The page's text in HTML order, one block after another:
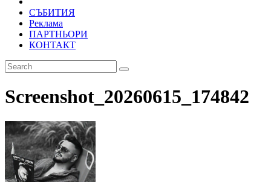
СЪБИТИЯ
Реклама
ПАРТНЬОРИ
КОНТАКТ
Screenshot_20260615_174842